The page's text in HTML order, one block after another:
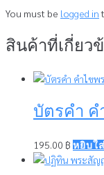
You must be logged in
สินค้าที่เกี่ยว
บัตรคำ ค
195.00 ฿ หยิบใ